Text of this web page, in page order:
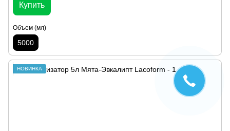
Купить
Объем (мл)
5000
НОВИНКА